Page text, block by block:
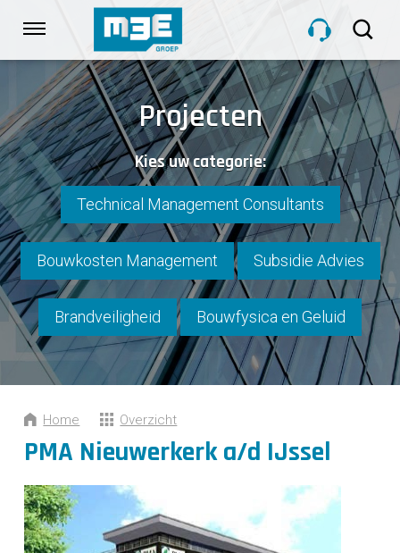
links
Spring
naar
de
inhoud
Spring
naar
navigatie
HOME
DIENSTEN
PROJECTEN
OVER M3E
NIEUWS
CONTACT
Projecten
Kies uw categorie:
Technical Management Consultants
Bouwkosten Management Subsidie Advies
Brandveiligheid Bouwfysica en Geluid
Home Overzicht
PMA Nieuwerkerk a/d IJssel